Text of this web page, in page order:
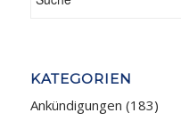
KATEGORIEN
Ankündigungen (183)